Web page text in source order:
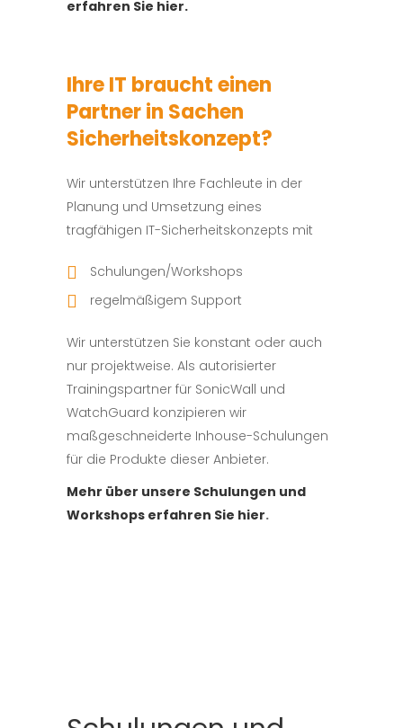
erfahren Sie hier.
Ihre IT braucht einen
Partner in Sachen
Sicherheitskonzept?
Wir unterstützen Ihre Fachleute in der
Planung und Umsetzung eines
tragfähigen IT-Sicherheitskonzepts mit
Schulungen/Workshops
regelmäßigem Support
Wir unterstützen Sie konstant oder auch
nur projektweise. Als autorisierter
Trainingspartner für SonicWall und
WatchGuard konzipieren wir
maßgeschneiderte Inhouse-Schulungen
für die Produkte dieser Anbieter.
Mehr über unsere Schulungen und
Workshops erfahren Sie hier.